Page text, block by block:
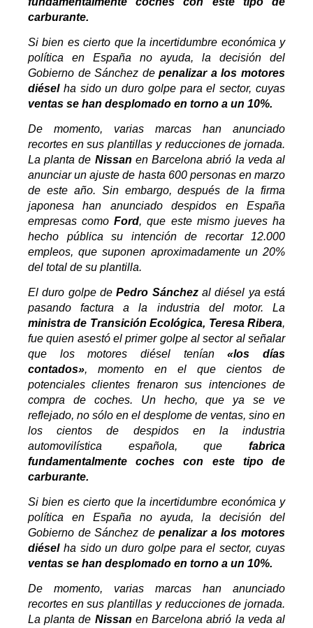
carburante.
Si bien es cierto que la incertidumbre económica y
política en España no ayuda, la decisión del
Gobierno de Sánchez depenalizar a los motores
diéselha sido un duro golpe para el sector, cuyas
ventas se han desplomado en torno a un 10%.
De momento, varias marcas han anunciado
recortes en sus plantillas y reducciones de jornada.
La planta de Nissan en Barcelona abrió la veda al
anunciar un ajuste de hasta 600 personas en marzo
de este año. Sin embargo, después de la firma
japonesa han anunciado despidos en España
empresas comoFord, que este mismo jueves ha
hecho pública su intención de recortar 12.000
empleos, que suponen aproximadamente un 20%
del total de su plantilla.
El duro golpe dePedro Sánchezal diésel ya está
pasando factura a la industria del motor. La
ministra de Transición Ecológica, Teresa Ribera,
fue quien asestó el primer golpe al sector al señalar
que los motores diésel tenían«los días
contados», momento en el que cientos de
potenciales clientes frenaron sus intenciones de
compra de coches. Un hecho, que ya se ve
reflejado, no sólo en el desplome de ventas, sino en
los cientos de despidos en la industria
automovilística española, que fabrica
fundamentalmente coches con este tipo de
carburante.
Si bien es cierto que la incertidumbre económica y
política en España no ayuda, la decisión del
Gobierno de Sánchez depenalizar a los motores
diéselha sido un duro golpe para el sector, cuyas
ventas se han desplomado en torno a un 10%.
De momento, varias marcas han anunciado
recortes en sus plantillas y reducciones de jornada.
La planta de Nissan en Barcelona abrió la veda al